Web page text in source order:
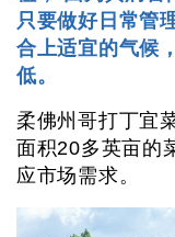
只要做好日常管
合上适宜的气候
低。
柔佛州哥打丁宜
面积20多英亩的
应市场需求。